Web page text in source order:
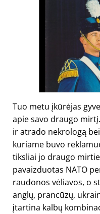
Tuo metu įkūrėjas
apie savo draugo
ir atrado nekrologą
kuriame buvo
tiksliai jo draugo
pavaizduotas NATO
raudonos vėliavos, o
anglų, prancūzų,
įtartina kalbų